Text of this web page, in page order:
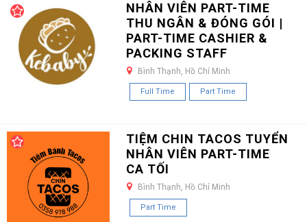
NHÂN VIÊN PART-TIME
THU NGÂN & ĐÓNG GÓI |
PART-TIME CASHIER &
PACKING STAFF
Bình Thạnh, Hồ Chí Minh
Full Time Part Time
TIỆM CHIN TACOS TUYỂN
NHÂN VIÊN PART-TIME
CA TỐI
Bình Thạnh, Hồ Chí Minh
Part Time